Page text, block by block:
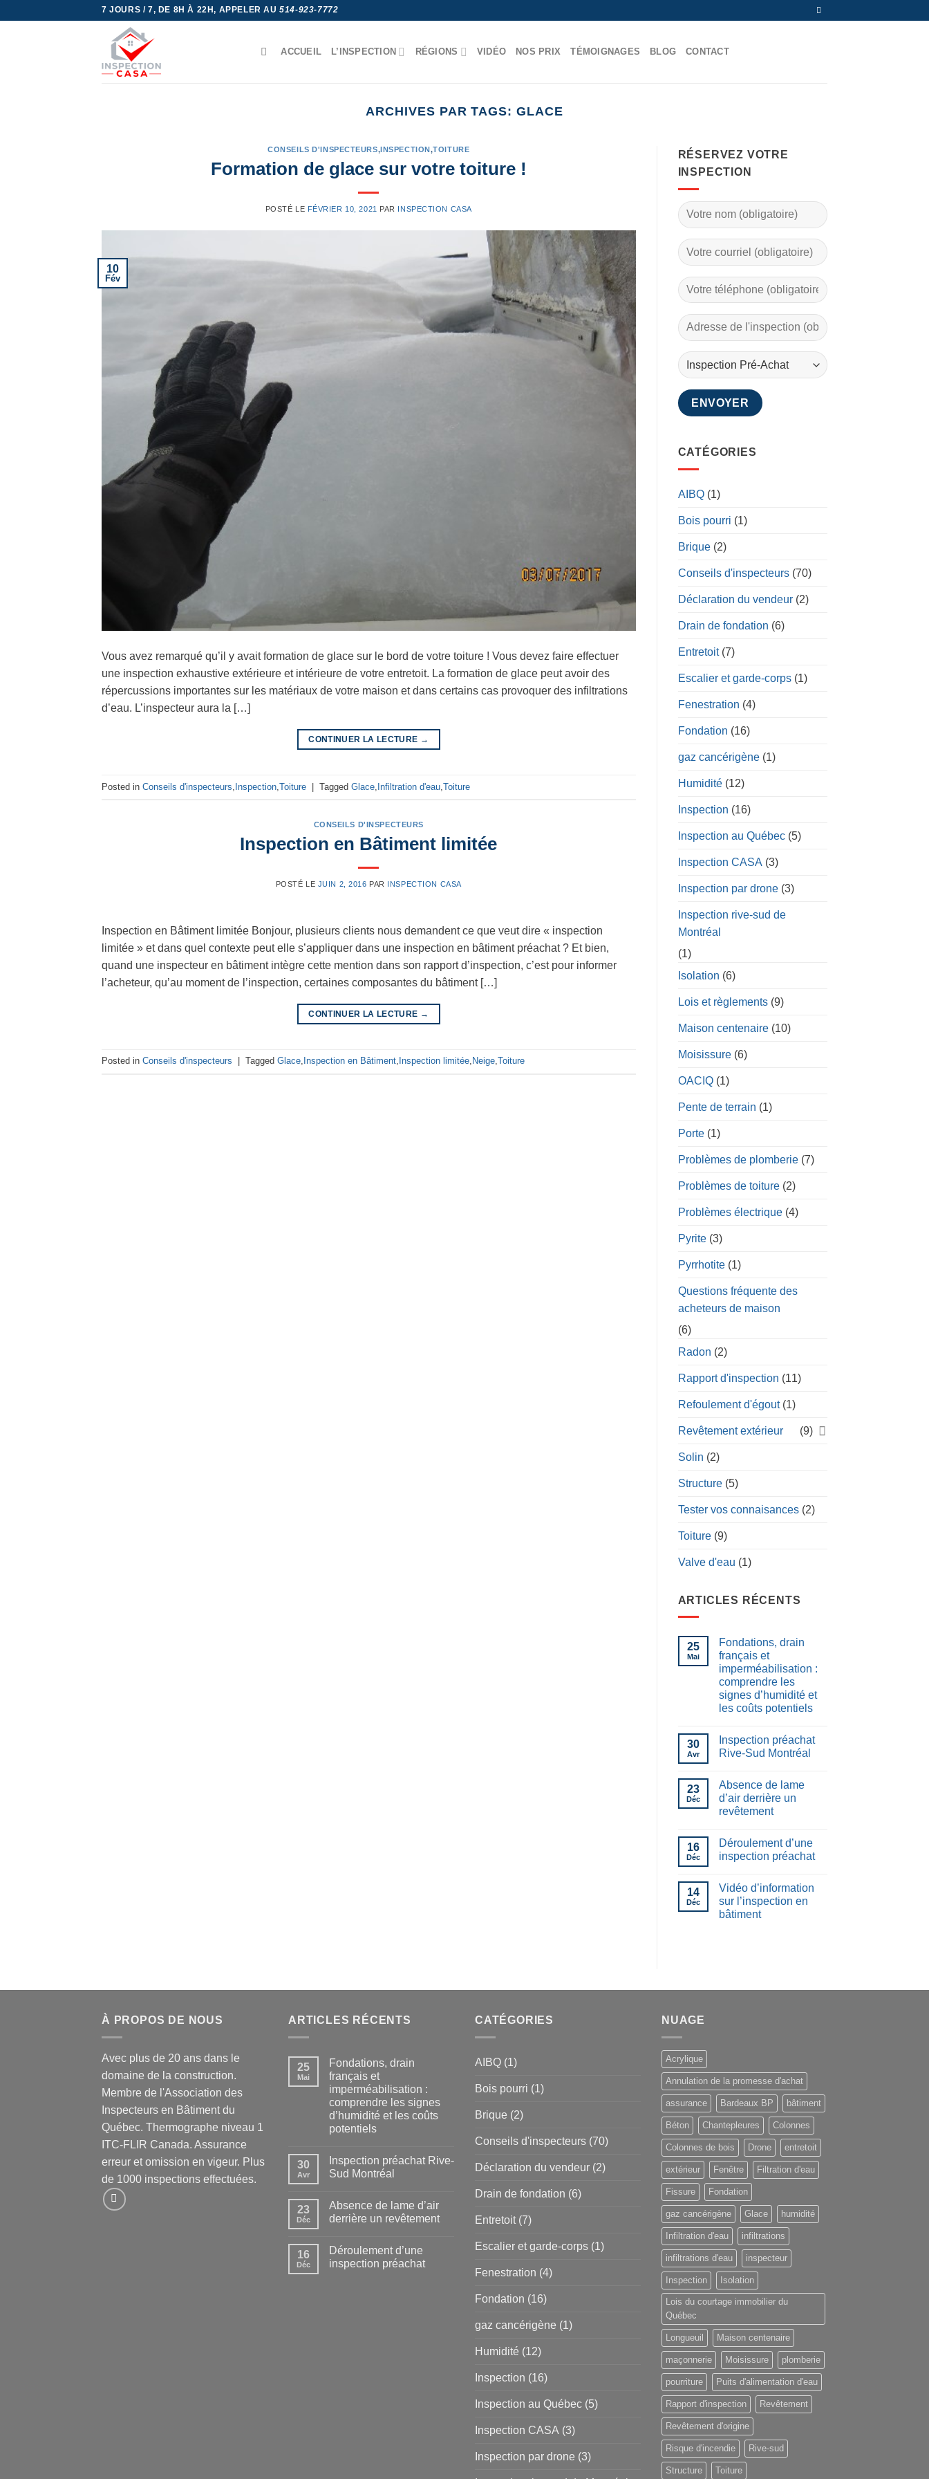
7 JOURS / 7, DE 8H À 22H, APPELER AU514-923-7772
ACCUEIL L’INSPECTION RÉGIONS VIDÉO NOS PRIX TÉMOIGNAGES BLOG CONTACT
ARCHIVES PAR TAGS: GLACE
CONSEILS D'INSPECTEURS,INSPECTION,TOITURE
Formation de glace sur votre toiture !
POSTÉ LE FÉVRIER 10, 2021 PAR INSPECTION CASA
10
Fév
Vous avez remarqué qu’il y avait formation de glace sur le bord de votre toiture ! Vous devez faire effectuer
une inspection exhaustive extérieure et intérieure de votre entretoit. La formation de glace peut avoir des
répercussions importantes sur les matériaux de votre maison et dans certains cas provoquer des infiltrations
d’eau. L’inspecteur aura la […]
CONTINUER LA LECTURE →
Posted in Conseils d'inspecteurs Inspection Toiture | Tagged Glace Infiltration d'eau Toiture
CONSEILS D'INSPECTEURS
Inspection en Bâtiment limitée
POSTÉ LE JUIN 2, 2016 PAR INSPECTION CASA
Inspection en Bâtiment limitée Bonjour, plusieurs clients nous demandent ce que veut dire « inspection
limitée » et dans quel contexte peut elle s’appliquer dans une inspection en bâtiment préachat ? Et bien,
quand une inspecteur en bâtiment intègre cette mention dans son rapport d’inspection, c’est pour informer
l’acheteur, qu’au moment de l’inspection, certaines composantes du bâtiment […]
CONTINUER LA LECTURE →
Posted in Conseils d'inspecteurs Tagged Glace, Inspection en Bâtiment, Inspection limitée, Neige,Toiture
RÉSERVEZ VOTRE
INSPECTION
CATÉGORIES
AIBQ(1)
Bois pourri (1)
Brique(2)
Conseils d'inspecteurs(70)
Déclaration du vendeur(2)
Drain de fondation (6)
Entretoit(7)
Escalier et garde-corps(1)
Fenestration (4)
Fondation (16)
gaz cancérigène(1)
Humidité(12)
Inspection (16)
Inspection au Québec(5)
Inspection CASA (3)
Inspection par drone(3)
Inspection rive-sud de
Montréal
(1)
Isolation (6)
Lois et règlements(9)
Maison centenaire(10)
Moisissure(6)
OACIQ(1)
Pente de terrain (1)
Porte(1)
Problèmes de plomberie(7)
Problèmes de toiture(2)
Problèmes électrique(4)
Pyrite(3)
Pyrrhotite(1)
Questions fréquente des
acheteurs de maison
(6)
Radon (2)
Rapport d'inspection (11)
Refoulement d'égout(1)
Revêtement extérieur (9)
Solin (2)
Structure(5)
Tester vos connaisances(2)
Toiture(9)
Valve d'eau (1)
ARTICLES RÉCENTS
25
Mai
Fondations, drain
français et
imperméabilisation :
comprendre les
signes d’humidité et
les coûts potentiels
30
Avr
Inspection préachat
Rive-Sud Montréal
23
Déc
Absence de lame
d’air derrière un
revêtement
16
Déc
Déroulement d’une
inspection préachat
14
Déc
Vidéo d’information
sur l’inspection en
bâtiment
À PROPOS DE NOUS
Avec plus de 20 ans dans le
domaine de la construction.
Membre de l'Association des
Inspecteurs en Bâtiment du
Québec. Thermographe niveau 1
ITC-FLIR Canada. Assurance
erreur et omission en vigeur. Plus
de 1000 inspections effectuées.
ARTICLES RÉCENTS
25
Mai
Fondations, drain
français et
imperméabilisation :
comprendre les signes
d’humidité et les coûts
potentiels
30
Avr
Inspection préachat Rive-
Sud Montréal
23
Déc
Absence de lame d’air
derrière un revêtement
16
Déc
Déroulement d’une
inspection préachat
CATÉGORIES
AIBQ (1)
Bois pourri (1)
Brique (2)
Conseils d'inspecteurs (70)
Déclaration du vendeur (2)
Drain de fondation (6)
Entretoit (7)
Escalier et garde-corps (1)
Fenestration (4)
Fondation (16)
gaz cancérigène (1)
Humidité (12)
Inspection (16)
Inspection au Québec (5)
Inspection CASA (3)
Inspection par drone (3)
NUAGE
Acrylique
Annulation de la promesse d'achat
assurance Bardeaux BP bâtiment
Béton Chantepleures Colonnes
Colonnes de bois Drone entretoit
extérieur Fenêtre Filtration d'eau
Fissure Fondation
gaz cancérigène Glace humidité
Infiltration d'eau infiltrations
infiltrations d'eau inspecteur
Inspection Isolation
Lois du courtage immobilier du
Québec
Longueuil Maison centenaire
maçonnerie Moisissure plomberie
pourriture Puits d'alimentation d'eau
Rapport d'inspection Revêtement
Revêtement d'origine
Risque d'incendie Rive-sud
Structure Toiture